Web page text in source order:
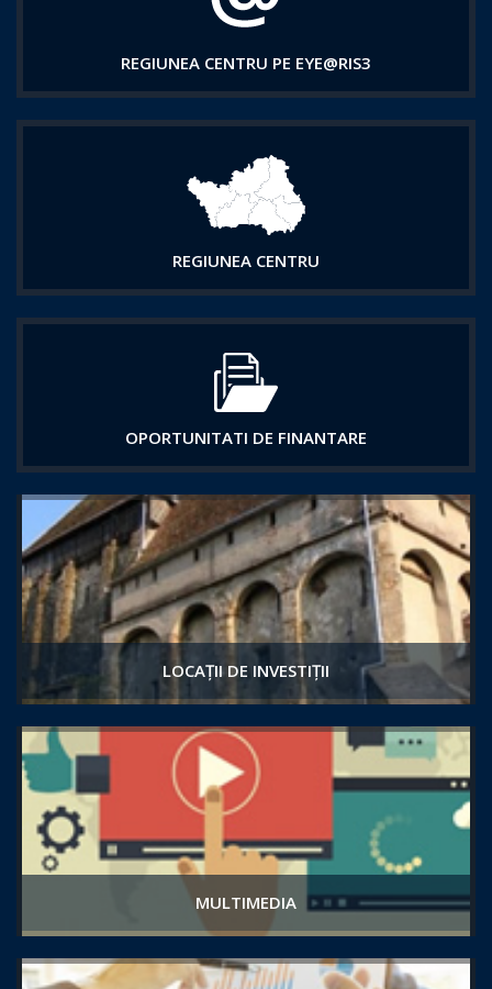
REGIUNEA CENTRU PE EYE@RIS3
REGIUNEA CENTRU
OPORTUNITATI DE FINANTARE
LOCAȚII DE INVESTIȚII
MULTIMEDIA